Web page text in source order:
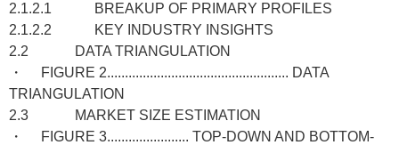
2.1.2.1 BREAKUP OF PRIMARY PROFILES
2.1.2.2 KEY INDUSTRY INSIGHTS
2.2 DATA TRIANGULATION
・ FIGURE 2................................................... DATA
TRIANGULATION
2.3 MARKET SIZE ESTIMATION
・ FIGURE 3....................... TOP-DOWN AND BOTTOM-